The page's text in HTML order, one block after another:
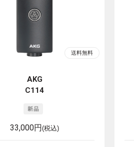
AKG
C114
33,000円(税込)